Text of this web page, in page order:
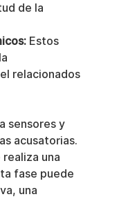
de la
Estos
relacionados
sensores y
acusatorias.
una
fase puede
una